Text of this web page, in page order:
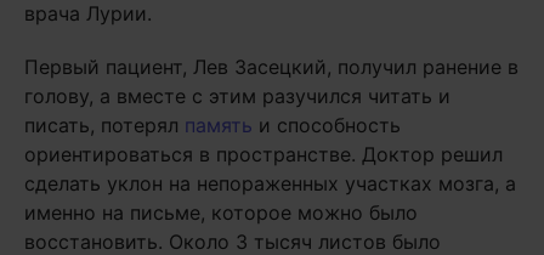
врача Лурии.
Первый пациент, Лев Засецкий, получил ранение в
голову, а вместе с этим разучился читать и
писать, потерял память и способность
ориентироваться в пространстве. Доктор решил
сделать уклон на непораженных участках мозга, а
именно на письме, которое можно было
восстановить. Около 3 тысяч листов было